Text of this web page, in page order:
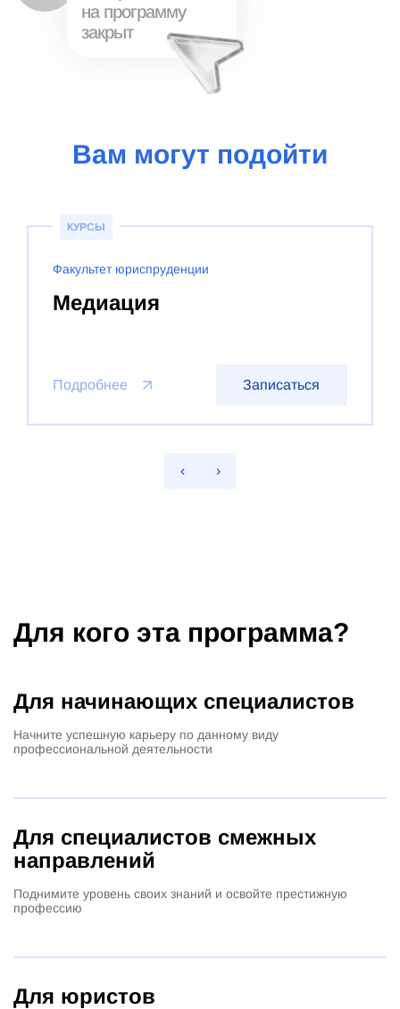
на программу
закрыт
Вам могут подойти
КУРСЫ
Факультет юриспруденции
Медиация
Подробнее Записаться
‹ ›
Для кого эта программа?
Для начинающих специалистов
Начните успешную карьеру по данному виду
профессиональной деятельности
Для специалистов смежных
направлений
Поднимите уровень своих знаний и освойте престижную
профессию
Для юристов